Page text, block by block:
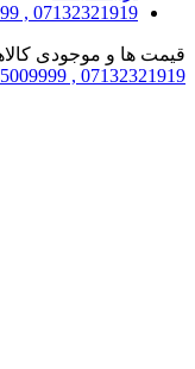
07132321919 , 09385009999
قیمت ها و موجودی
07132321919 , 09385009999